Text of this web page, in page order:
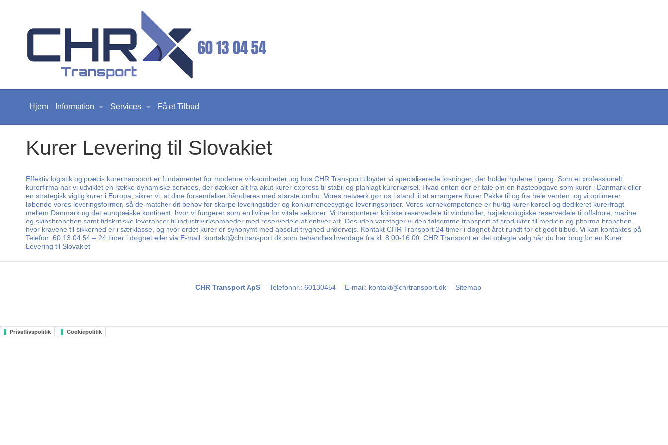
Hjem Information Services Få et Tilbud
Kurer Levering til Slovakiet
Effektiv logistik og præcis kurertransport er fundamentet for moderne virksomheder, og hos CHR Transport tilbyder vi specialiserede løsninger, der holder hjulene i gang. Som et professionelt
kurerfirma har vi udviklet en række dynamiske services, der dækker alt fra akut kurer express til stabil og planlagt kurerkørsel. Hvad enten der er tale om en hasteopgave som kurer i Danmark eller
en strategisk vigtig kurer i Europa, sikrer vi, at dine forsendelser håndteres med største omhu. Vores netværk gør os i stand til at arrangere Kurer Pakke til og fra hele verden, og vi optimerer
løbende vores leveringsformer, så de matcher dit behov for skarpe leveringstider og konkurrencedygtige leveringspriser. Vores kernekompetence er hurtig kurer kørsel og dedikeret kurerfragt
mellem Danmark og det europæiske kontinent, hvor vi fungerer som en livline for vitale sektorer. Vi transporterer kritiske reservedele til vindmøller, højteknologiske reservedele til offshore, marine
og skibsbranchen samt tidskritiske leverancer til industrivirksomheder med reservedele af enhver art. Desuden varetager vi den følsomme transport af produkter til medicin og pharma branchen,
hvor kravene til sikkerhed er i særklasse, og hvor ordet kurer er synonymt med absolut tryghed undervejs. Kontakt CHR Transport 24 timer i døgnet året rundt for et godt tilbud. Vi kan kontaktes på
Telefon: 60 13 04 54 – 24 timer i døgnet eller via E-mail: kontakt@chrtransport.dk som behandles hverdage fra kl. 8:00-16:00. CHR Transport er det oplagte valg når du har brug for en Kurer
Levering til Slovakiet
CHR Transport ApS Telefonnr. : 60130454 E-mail: kontakt@chrtransport.dk Sitemap
Privatlivspolitik Cookiepolitik